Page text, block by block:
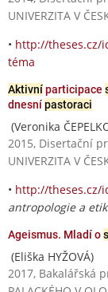
UNIVERZITA V
• http://theses.cz/
téma
Aktivníparticipace
dnesnípastoraci
(Veronika
2015, Disertační
UNIVERZITA V
• http://theses.cz/
antropologie a
Ageismus. Mladí o
(Eliška HYŽOVÁ)
2017, Bakalářská